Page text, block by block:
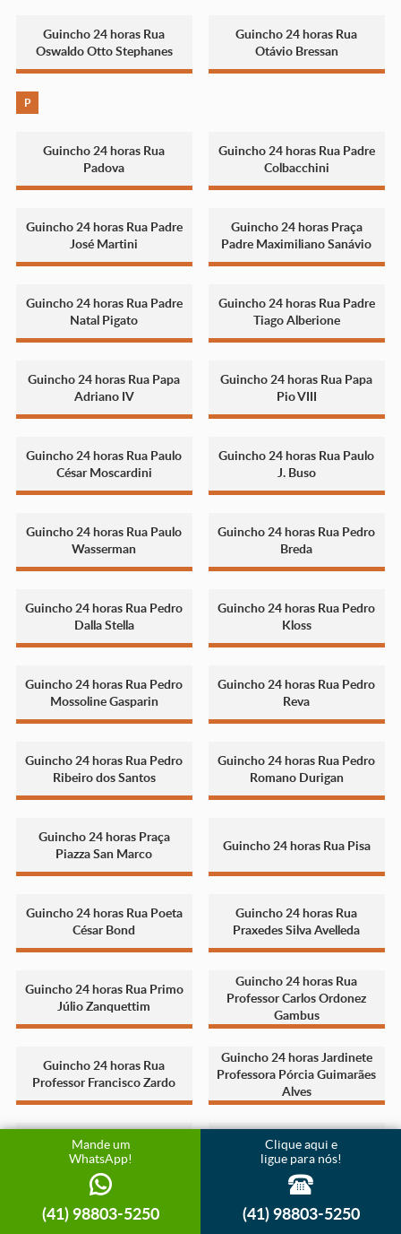
Guincho 24 horas Rua
Oswaldo Otto Stephanes
Guincho 24 horas Rua
Otávio Bressan
P
Guincho 24 horas Rua
Padova
Guincho 24 horas Rua Padre
Colbacchini
Guincho 24 horas Rua Padre
José Martini
Guincho 24 horas Praça
Padre Maximiliano Sanávio
Guincho 24 horas Rua Padre
Natal Pigato
Guincho 24 horas Rua Padre
Tiago Alberione
Guincho 24 horas Rua Papa
Adriano IV
Guincho 24 horas Rua Papa
Pio VIII
Guincho 24 horas Rua Paulo
César Moscardini
Guincho 24 horas Rua Paulo
J. Buso
Guincho 24 horas Rua Paulo
Wasserman
Guincho 24 horas Rua Pedro
Breda
Guincho 24 horas Rua Pedro
Dalla Stella
Guincho 24 horas Rua Pedro
Kloss
Guincho 24 horas Rua Pedro
Mossoline Gasparin
Guincho 24 horas Rua Pedro
Reva
Guincho 24 horas Rua Pedro
Ribeiro dos Santos
Guincho 24 horas Rua Pedro
Romano Durigan
Guincho 24 horas Praça
Piazza San Marco
Guincho 24 horas Rua Pisa
Guincho 24 horas Rua Poeta
César Bond
Guincho 24 horas Rua
Praxedes Silva Avelleda
Guincho 24 horas Rua Primo
Júlio Zanquettim
Guincho 24 horas Rua
Professor Carlos Ordonez
Gambus
Guincho 24 horas Rua
Professor Francisco Zardo
Guincho 24 horas Jardinete
Professora Pórcia Guimarães
Alves
Guincho 24 horas Rua
Professora Regina Ambrósio
Pimentel
Guincho 24 horas Rua
Professora Sílvia Gonçalves
Cordeiro Ribas
Mande um
WhatsApp!
(41) 98803-5250
Clique aqui e
ligue para nós!
(41) 98803-5250